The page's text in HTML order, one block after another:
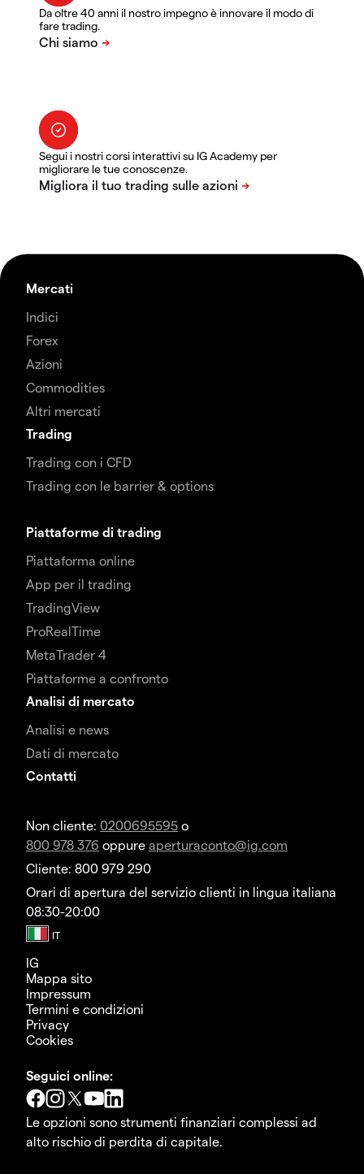
Da oltre 40 anni il nostro impegno è innovare il modo di
fare trading.
Segui i nostri corsi interattivi su IG Academy per
migliorare le tue conoscenze.
Mercati
Indici
Forex
Azioni
Commodities
Altri mercati
Trading
Trading con i CFD
Trading con le barrier & options
Piattaforme di trading
Piattaforma online
App per il trading
TradingView
ProRealTime
MetaTrader 4
Piattaforme a confronto
Analisi di mercato
Analisi e news
Dati di mercato
Contatti
Non cliente: 0200695595 o
800 978 376 oppure aperturaconto@ig.com
Cliente: 800 979 290
Orari di apertura del servizio clienti in lingua italiana
08:30-20:00
IG
Mappa sito
Impressum
Termini e condizioni
Privacy
Cookies
Seguici online:
Le opzioni sono strumenti finanziari complessi ad
alto rischio di perdita di capitale.